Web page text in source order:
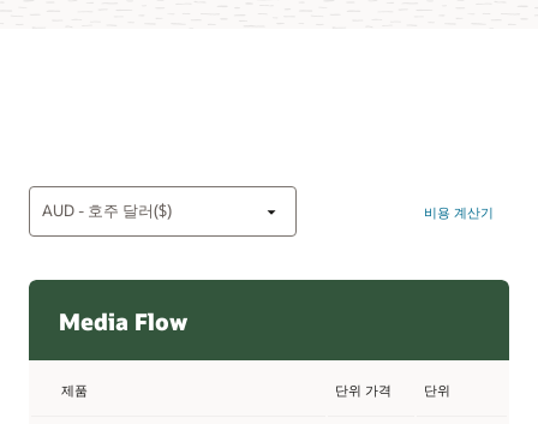
비용 계산기
Media Flow
제품 단위 가격 단위